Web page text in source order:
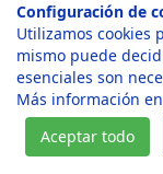
esperan!
Configuración de
Utilizamos cookies
mismo puede
esenciales son
Más información
Aceptar todo